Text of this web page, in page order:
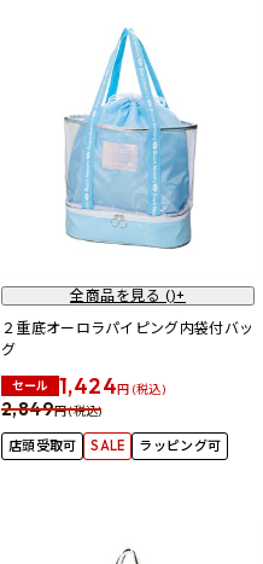
全商品を見る ()+
２重底オーロラパイピング内袋付バッ
グ
セール 1,424円 (税込)
2,849円 (税込)
店頭受取可 SALE ラッピング可